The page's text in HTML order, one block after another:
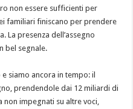
non essere sufficienti per
familiari finiscano per prendere
La presenza dell’assegno
bel segnale.
e siamo ancora in tempo: il
prendendole dai 12 miliardi di
non impegnati su altre voci,